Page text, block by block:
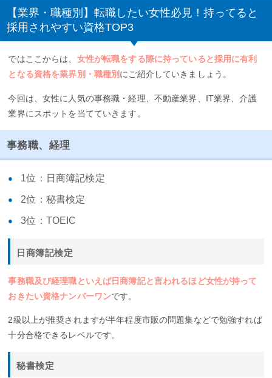
【業界・職種別】転職したい女性必見！持ってると
採用されやすい資格TOP3
ではここからは、 女性が転職をする際に持っていると採用に有利
となる資格を業界別・職種別 にご紹介していきましょう。
今回は、女性に人気の事務職・経理、不動産業界、IT業界、介護
業界にスポットを当てていきます。
事務職、経理
1位：日商簿記検定
2位：秘書検定
3位：TOEIC
日商簿記検定
事務職及び経理職といえば日商簿記と言われるほど女性が持って
おきたい資格ナンバーワンです。
2級以上が推奨されますが半年程度市販の問題集などで勉強すれば
十分合格できるレベルです。
秘書検定